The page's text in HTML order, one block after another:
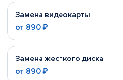
Замена видеокарты
от 890 ₽
Замена жесткого диска
от 890 ₽